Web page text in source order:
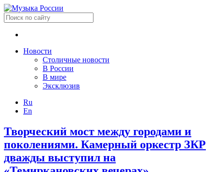
Новости
Столичные новости
В России
В мире
Эксклюзив
Ru
En
Творческий мост между городами и
поколениями. Камерный оркестр ЗКР
дважды выступил на